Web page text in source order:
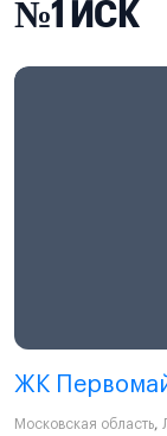
№1 ИСК
ЖК
Московская область,